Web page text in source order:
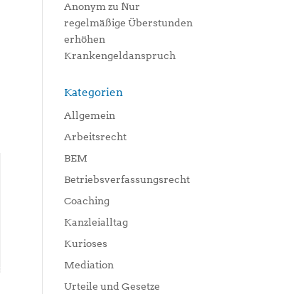
Anonym zu Nur
regelmäßige Überstunden
erhöhen
Krankengeldanspruch
Kategorien
Allgemein
Arbeitsrecht
BEM
Betriebsverfassungsrecht
Coaching
Kanzleialltag
Kurioses
Mediation
Urteile und Gesetze